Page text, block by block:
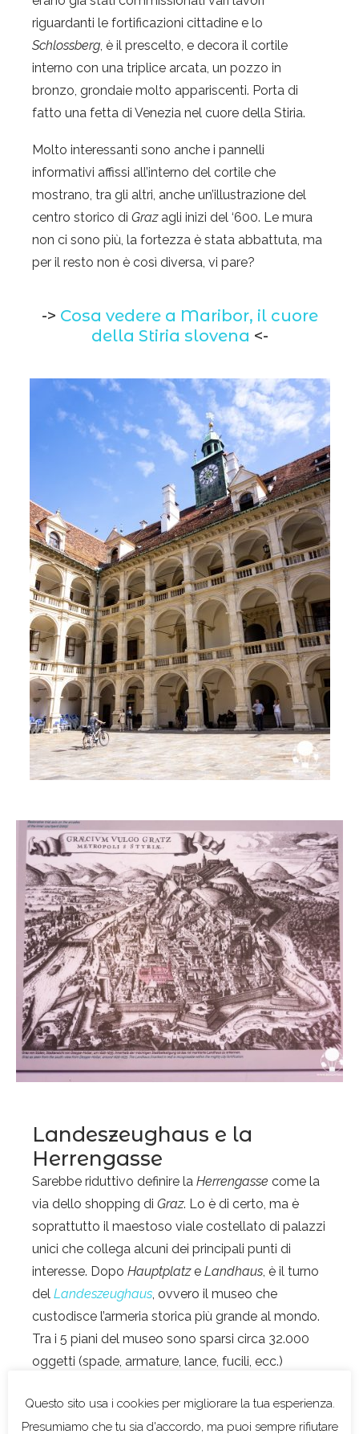
riguardanti le fortificazioni cittadine e lo
Schlossberg, è il prescelto, e decora il cortile
interno con una triplice arcata, un pozzo in
bronzo, grondaie molto appariscenti. Porta di
fatto una fetta di Venezia nel cuore della Stiria.
Molto interessanti sono anche i pannelli
informativi affissi all’interno del cortile che
mostrano, tra gli altri, anche un’illustrazione del
centro storico di Grazagli inizi del ‘600. Le mura
non ci sono più, la fortezza è stata abbattuta, ma
per il resto non è così diversa, vi pare?
-> Cosa vedere a Maribor, il cuore
della Stiria slovena <-
Landeszeughaus e la
Herrengasse
Sarebbe riduttivo definire la Herrengasse come la
via dello shopping di Graz. Lo è di certo, ma è
soprattutto il maestoso viale costellato di palazzi
unici che collega alcuni dei principali punti di
interesse. Dopo Hauptplatze Landhaus, è il turno
del Landeszeughaus, ovvero il museo che
custodisce l’armeria storica più grande al mondo.
Tra i 5 piani del museo sono sparsi circa 32.000
oggetti (spade, armature, lance, fucili, ecc.)
“ricchezza” è presto detta:Graz, da sempre città
di confine, doveva essere pronta a respingere gli